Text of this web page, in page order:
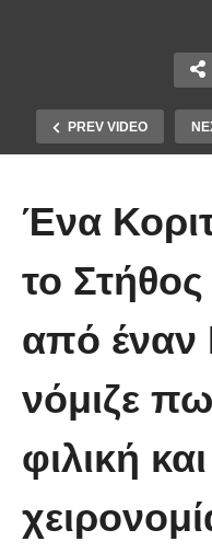
PREV VIDEO
Autobahn με
Ένα
το
από έναν
νόμιζε
φιλική